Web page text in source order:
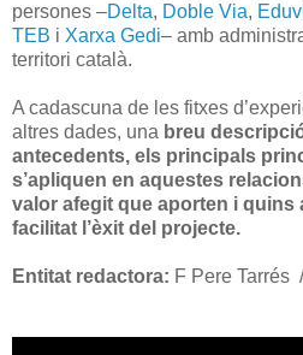
persones –Delta, Doble Via,
TEB i Xarxa Gedi– amb
territori català.
A cadascuna de les fitxes
altres dades, una breu
antecedents, els principals
s’apliquen en aquestes
valor afegit que aporten i quins
facilitat l’èxit del projecte.
Entitat redactora: F Pere Tarrés